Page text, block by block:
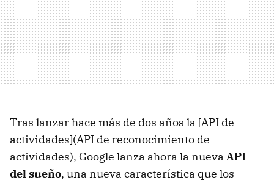
Tras lanzar hace más de dos años la [API de
actividades](API de reconocimiento de
actividades), Google lanza ahora la nueva API
del sueño, una nueva característica que los